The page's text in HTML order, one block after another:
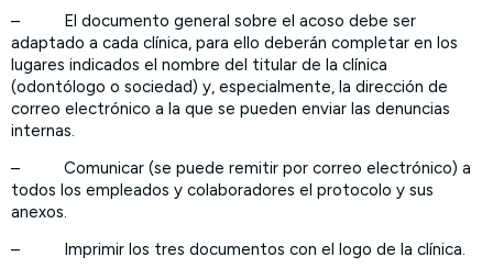
– El documento general sobre el acoso debe ser
adaptado a cada clínica, para ello deberán completar en los
lugares indicados el nombre del titular de la clínica
(odontólogo o sociedad) y, especialmente, la dirección de
correo electrónico a la que se pueden enviar las denuncias
internas.
– Comunicar (se puede remitir por correo electrónico) a
todos los empleados y colaboradores el protocolo y sus
anexos.
– Imprimir los tres documentos con el logo de la clínica.